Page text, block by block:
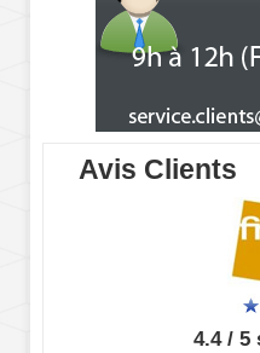
Avis Clients
4.4 / 5